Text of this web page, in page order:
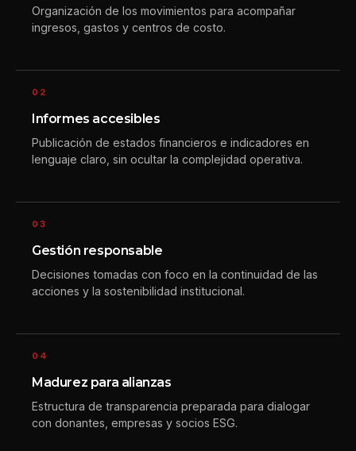
Organización de los movimientos para acompañar
ingresos, gastos y centros de costo.
02
Informes accesibles
Publicación de estados financieros e indicadores en
lenguaje claro, sin ocultar la complejidad operativa.
03
Gestión responsable
Decisiones tomadas con foco en la continuidad de las
acciones y la sostenibilidad institucional.
04
Madurez para alianzas
Estructura de transparencia preparada para dialogar
con donantes, empresas y socios ESG.